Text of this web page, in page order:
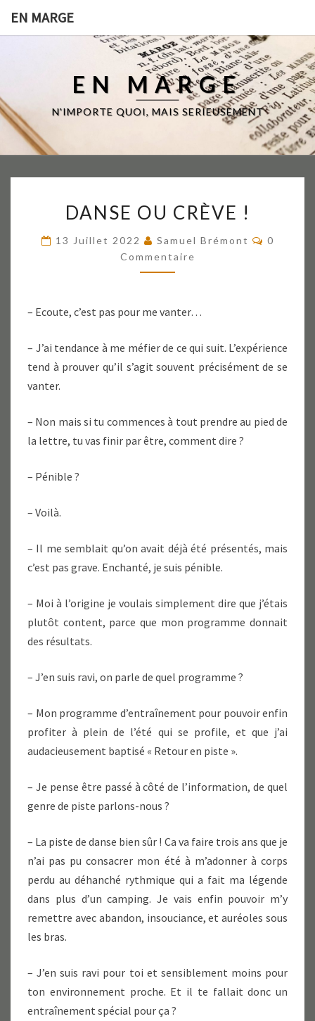
EN MARGE
EN MARGE
N'IMPORTE QUOI, MAIS SERIEUSEMENT
OU
!
DANSE OU CRÈVE !
13 Juillet 2022 Samuel Brémont
0
Commentaire
– Ecoute, c’est pas pour me vanter…
– J’ai tendance à me méfier de ce qui suit. L’expérience
tend à prouver qu’il s’agit souvent précisément de se
vanter.
– Non mais si tu commences à tout prendre au pied de
la lettre, tu vas finir par être, comment dire ?
– Pénible ?
– Voilà.
– Il me semblait qu’on avait déjà été présentés, mais
c’est pas grave. Enchanté, je suis pénible.
– Moi à l’origine je voulais simplement dire que j’étais
plutôt content, parce que mon programme donnait
des résultats.
– J’en suis ravi, on parle de quel programme ?
– Mon programme d’entraînement pour pouvoir enfin
profiter à plein de l’été qui se profile, et que j’ai
audacieusement baptisé « Retour en piste ».
– Je pense être passé à côté de l’information, de quel
genre de piste parlons-nous ?
– La piste de danse bien sûr ! Ca va faire trois ans que je
n’ai pas pu consacrer mon été à m’adonner à corps
perdu au déhanché rythmique qui a fait ma légende
dans plus d’un camping. Je vais enfin pouvoir m’y
remettre avec abandon, insouciance, et auréoles sous
les bras.
– J’en suis ravi pour toi et sensiblement moins pour
ton environnement proche. Et il te fallait donc un
entraînement spécial pour ça ?